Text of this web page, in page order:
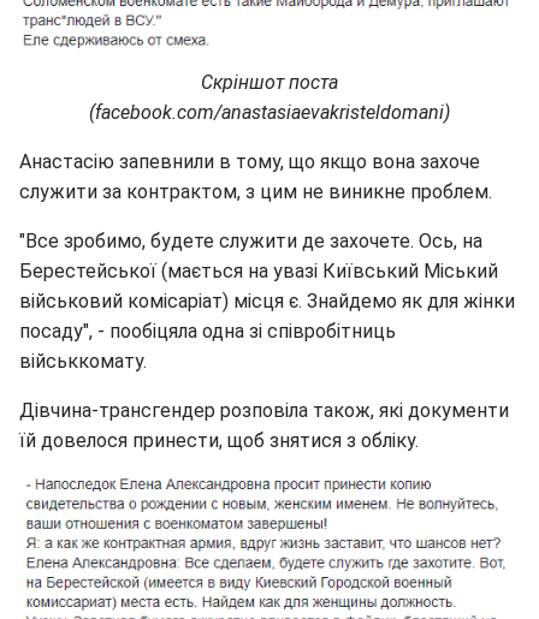
Скріншот поста
(facebook.com/anastasiaevakristeldomani)
Анастасію запевнили в тому, що якщо вона захоче
служити за контрактом, з цим не виникне проблем.
"Все зробимо, будете служити де захочете. Ось, на
Берестейської (мається на увазі Київський Міський
військовий комісаріат) місця є. Знайдемо як для жінки
посаду", - пообіцяла одна зі співробітниць
військкомату.
Дівчина-трансгендер розповіла також, які документи
їй довелося принести, щоб знятися з обліку.